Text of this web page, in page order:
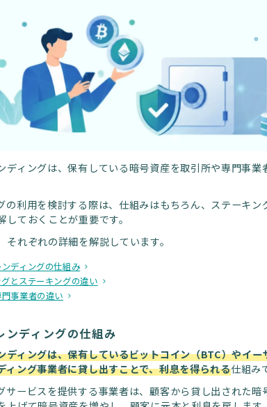
ディングは、保有している暗号資産を取引所や専門事
の利用を検討する際は、仕組みはもちろん、ステーキ
しておくことが重要です。
それぞれの詳細を解説しています。
ディングの仕組み
グとステーキングの違い
事業者の違い
ンディングの仕組み
ディングは、保有しているビットコイン（BTC）やイ
ィング事業者に貸し出すことで、利息を得られる仕組み
サービスを提供する事業者は、顧客から貸し出された